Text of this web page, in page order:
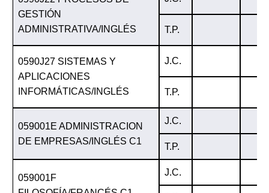
GESTIÓN
ADMINISTRATIVA/INGLÉS
T.P.
0590J27 SISTEMAS Y
APLICACIONES
INFORMÁTICAS/INGLÉS
J.C.
T.P.
059001E ADMINISTRACION
DE EMPRESAS/INGLÉS C1
J.C.
T.P.
059001F
J.C.